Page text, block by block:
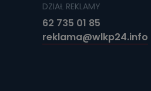
DZIAŁ REKLAMY
62 735 01 85
reklama@wlkp24.info